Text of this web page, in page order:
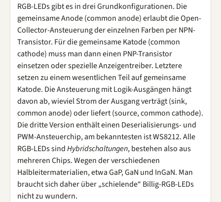
RGB-LEDs gibt es in drei Grundkonfigurationen. Die
gemeinsame Anode (common anode) erlaubt die Open-
Collector-Ansteuerung der einzelnen Farben per NPN-
Transistor. Für die gemeinsame Katode (common
cathode) muss man dann einen PNP-Transistor
einsetzen oder spezielle Anzeigentreiber. Letztere
setzen zu einem wesentlichen Teil auf gemeinsame
Katode. Die Ansteuerung mit Logik-Ausgängen hängt
davon ab, wieviel Strom der Ausgang verträgt (sink,
common anode) oder liefert (source, common cathode).
Die dritte Version enthält einen Deserialisierungs- und
PWM-Ansteuerchip, am bekanntesten ist WS8212. Alle
RGB-LEDs sindHybridschaltungen, bestehen also aus
mehreren Chips. Wegen der verschiedenen
Halbleitermaterialien, etwa GaP, GaN und InGaN. Man
braucht sich daher über „schielende“ Billig-RGB-LEDs
nicht zu wundern.